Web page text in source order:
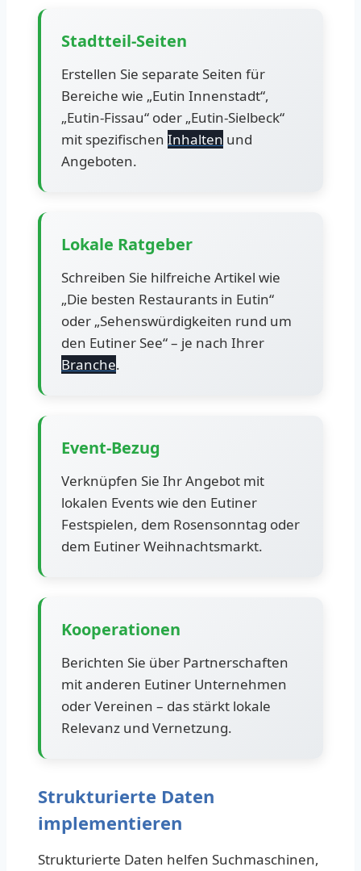
Stadtteil-Seiten
Erstellen Sie separate Seiten für
Bereiche wie „Eutin Innenstadt“,
„Eutin-Fissau“ oder „Eutin-Sielbeck“
mit spezifischen Inhalten und
Angeboten.
Lokale Ratgeber
Schreiben Sie hilfreiche Artikel wie
„Die besten Restaurants in Eutin“
oder „Sehenswürdigkeiten rund um
den Eutiner See“ – je nach Ihrer
Branche.
Event-Bezug
Verknüpfen Sie Ihr Angebot mit
lokalen Events wie den Eutiner
Festspielen, dem Rosensonntag oder
dem Eutiner Weihnachtsmarkt.
Kooperationen
Berichten Sie über Partnerschaften
mit anderen Eutiner Unternehmen
oder Vereinen – das stärkt lokale
Relevanz und Vernetzung.
Strukturierte Daten
implementieren
Strukturierte Daten helfen Suchmaschinen,